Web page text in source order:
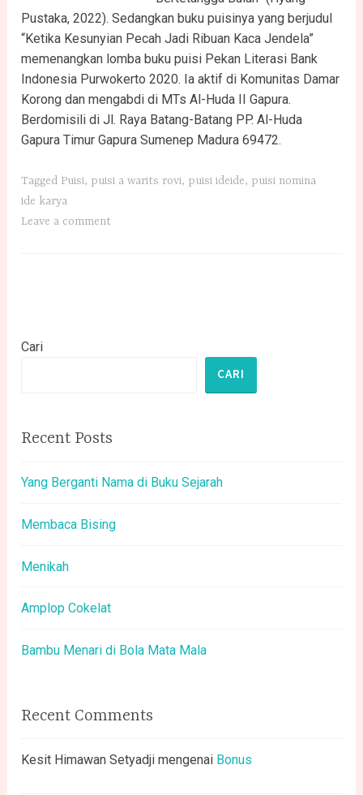
Pustaka, 2022). Sedangkan buku puisinya yang berjudul
“Ketika Kesunyian Pecah Jadi Ribuan Kaca Jendela”
memenangkan lomba buku puisi Pekan Literasi Bank
Indonesia Purwokerto 2020. Ia aktif di Komunitas Damar
Korong dan mengabdi di MTs Al-Huda II Gapura.
Berdomisili di Jl. Raya Batang-Batang PP. Al-Huda
Gapura Timur Gapura Sumenep Madura 69472.
Tagged Puisi, puisi a warits rovi, puisi ideide, puisi nomina
ide karya
Leave a comment
Cari
CARI
Recent Posts
Yang Berganti Nama di Buku Sejarah
Membaca Bising
Menikah
Amplop Cokelat
Bambu Menari di Bola Mata Mala
Recent Comments
Kesit Himawan Setyadji mengenai Bonus